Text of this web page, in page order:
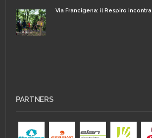
Via Francigena: il Respiro incontra
PARTNERS